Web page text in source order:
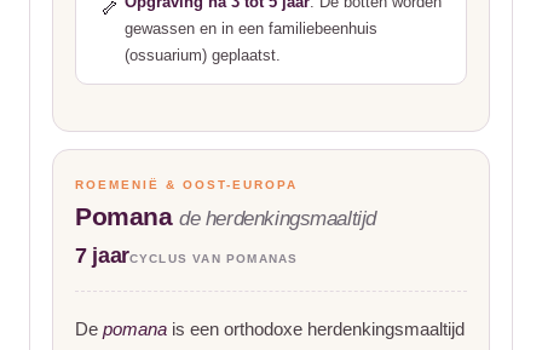
🦴
gewassen en in een familiebeenhuis
(ossuarium) geplaatst.
ROEMENIË & OOST-EUROPA
Pomanade herdenkingsmaaltijd
7 jaarCYCLUS VAN POMANAS
De pomana is een orthodoxe herdenkingsmaaltijd